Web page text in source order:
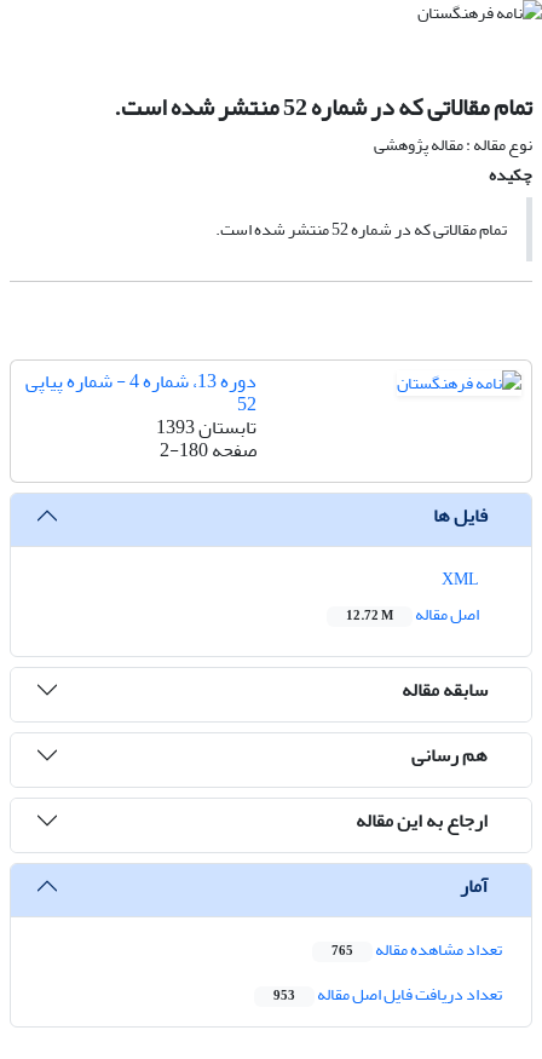
تمام مقالاتی که در شماره 52 منتشر شده است.
نوع مقاله : مقاله پژوهشی
چکیده
تمام مقالاتی که در شماره 52 منتشر شده است.
دوره 13، شماره 4 - شماره پیاپی
52
تابستان 1393
صفحه2-180
فایل ها
اصل مقاله
12.72 M
سابقه مقاله
هم رسانی
ارجاع به این مقاله
آمار
تعداد مشاهده مقاله 765
تعداد دریافت فایل اصل مقاله 953